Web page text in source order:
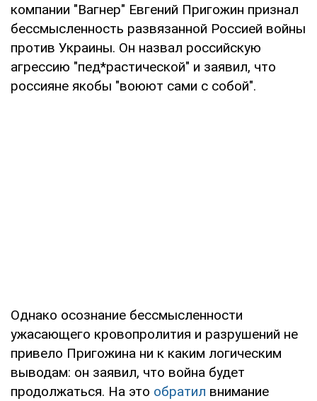
компании "Вагнер" Евгений Пригожин признал
бессмысленность развязанной Россией войны
против Украины. Он назвал российскую
агрессию "пед*растической" и заявил, что
россияне якобы "воюют сами с собой".
Однако осознание бессмысленности
ужасающего кровопролития и разрушений не
привело Пригожина ни к каким логическим
выводам: он заявил, что война будет
продолжаться. На это обратил внимание